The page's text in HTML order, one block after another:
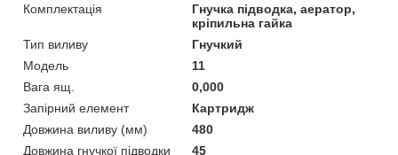
Комплектація
Гнучка підводка, аератор,
кріпильна гайка
Тип виливу
Гнучкий
Модель
11
Вага ящ.
0,000
Запірний елемент
Картридж
Довжина виливу (мм)
480
Довжина гнучкої підводки
45